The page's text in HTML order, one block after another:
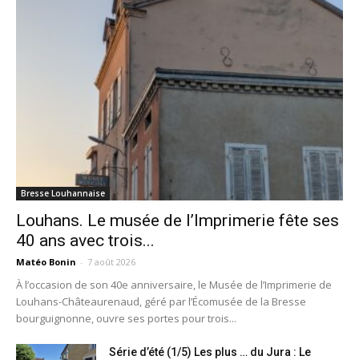
Bresse Louhannaise
Louhans. Le musée de l’Imprimerie fête ses
40 ans avec trois...
Matéo Bonin - 7 août 2026
À l’occasion de son 40e anniversaire, le Musée de l’Imprimerie de
Louhans-Châteaurenaud, géré par l’Écomusée de la Bresse
bourguignonne, ouvre ses portes pour trois...
Série d’été (1/5) Les plus … du Jura : Le